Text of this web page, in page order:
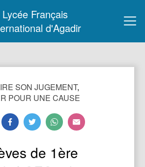
Lycée Français
d'Agadir
SON JUGEMENT,
POUR UNE CAUSE
de 1ère